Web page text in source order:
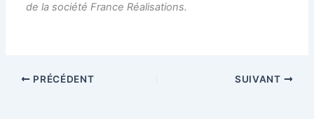
de la société France Réalisations.
PRÉCÉDENT SUIVANT